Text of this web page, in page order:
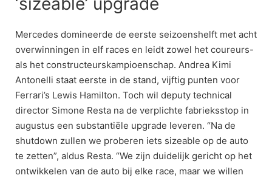
Mercedes domineerde de eerste seizoenshelft met acht
overwinningen in elf races en leidt zowel het coureurs-
als het constructeurskampioenschap. Andrea Kimi
Antonelli staat eerste in de stand, vijftig punten voor
Ferrari’s Lewis Hamilton. Toch wil deputy technical
director Simone Resta na de verplichte fabrieksstop in
augustus een substantiële upgrade leveren. “Na de
shutdown zullen we proberen iets sizeable op de auto
te zetten”, aldus Resta. “We zijn duidelijk gericht op het
ontwikkelen van de auto bij elke race, maar we willen